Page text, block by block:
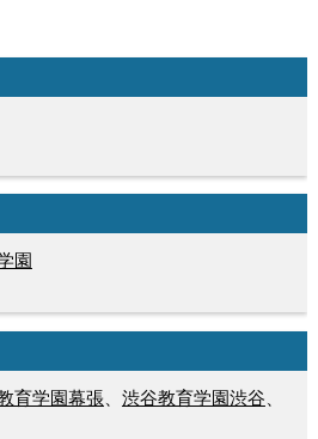
園
育学園幕張、 渋谷教育学園渋谷